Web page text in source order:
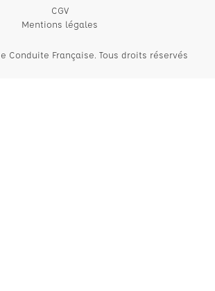
CGV
Mentions légales
Conduite Française. Tous droits réservés